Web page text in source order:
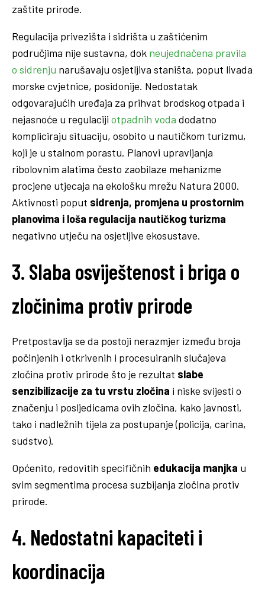
zaštite prirode.
Regulacija privezišta i sidrišta u zaštićenim
područjima nije sustavna, dok neujednačena pravila
o sidrenju narušavaju osjetljiva staništa, poput livada
morske cvjetnice, posidonije. Nedostatak
odgovarajućih uređaja za prihvat brodskog otpada i
nejasnoće u regulaciji otpadnih voda dodatno
kompliciraju situaciju, osobito u nautičkom turizmu,
koji je u stalnom porastu. Planovi upravljanja
ribolovnim alatima često zaobilaze mehanizme
procjene utjecaja na ekološku mrežu Natura 2000.
Aktivnosti poput sidrenja, promjena u prostornim
planovima i loša regulacija nautičkog turizma
negativno utječu na osjetljive ekosustave.
3. Slaba osviještenost i briga o
zločinima protiv prirode
Pretpostavlja se da postoji nerazmjer između broja
počinjenih i otkrivenih i procesuiranih slučajeva
zločina protiv prirode što je rezultat slabe
senzibilizacije za tu vrstu zločina i niske svijesti o
značenju i posljedicama ovih zločina, kako javnosti,
tako i nadležnih tijela za postupanje (policija, carina,
sudstvo).
Općenito, redovitih specifičnih edukacija manjka u
svim segmentima procesa suzbijanja zločina protiv
prirode.
4. Nedostatni kapaciteti i
koordinacija